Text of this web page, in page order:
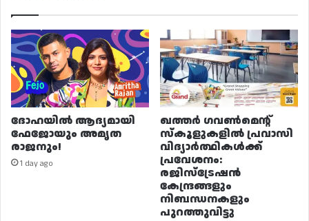
ദോഹയിൽ ആദ്യമായി
ഫേജോയും അമൃത
രാജനും!
1 day ago
ഖത്തർ ഗവൺമെന്റ്
സ്കൂളുകളിൽ പ്രവാസി
വിദ്യാർത്ഥികൾക്ക്
പ്രവേശനം:
രജിസ്ട്രേഷൻ
കേന്ദ്രങ്ങളും
നിബന്ധനകളും
പുറത്തുവിട്ടു